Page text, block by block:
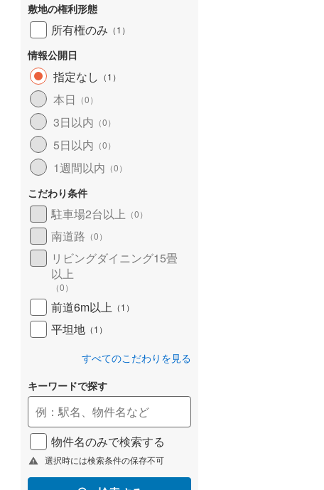
敷地の権利形態
所有権のみ （1 ）
情報公開日
指定なし （1 ）
本日 （0）
3日以内 （0）
5日以内 （0）
1週間以内 （0）
こだわり条件
駐車場2台以上 （0）
南道路 （0）
リビングダイニング15畳
以上
（0）
前道6m以上 （1 ）
平坦地 （1 ）
すべてのこだわりを見る
キーワードで探す
物件名のみで検索する
選択時には検索条件の保存不可